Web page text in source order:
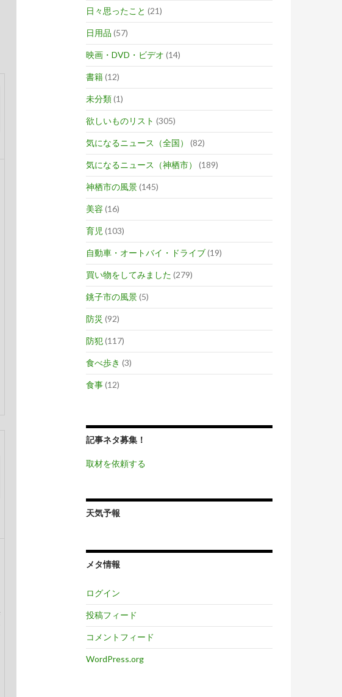
日々思ったこと (21)
日用品 (57)
映画・DVD・ビデオ (14)
書籍(12)
未分類(1)
欲しいものリスト (305)
気になるニュース（全国） (82)
気になるニュース（神栖市） (189)
神栖市の風景(145)
美容 (16)
育児 (103)
自動車・オートバイ・ドライブ(19)
買い物をしてみました (279)
銚子市の風景(5)
防災 (92)
防犯(117)
食べ歩き (3)
食事(12)
記事ネタ募集！
取材を依頼する
天気予報
メタ情報
ログイン
投稿フィード
コメントフィード
WordPress.org